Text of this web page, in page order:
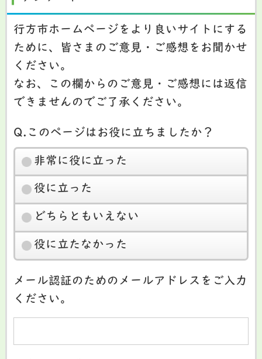
行方市ホームページをより良いサイトにする
ために、皆さまのご意見・ご感想をお聞かせ
ください。
なお、この欄からのご意見・ご感想には返信
できませんのでご了承ください。
Q.このページはお役に立ちましたか？
非常に役に立った
役に立った
どちらともいえない
役に立たなかった
メール認証のためのメールアドレスをご入力
ください。